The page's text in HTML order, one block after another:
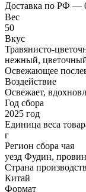
Доставка по РФ —
Вес
50
Вкус
Травянисто-
нежный,
Освежающее
Воздействие
Освежает,
Год сбора
2025 год
Единица веса
г
Регион сбора чая
уезд Фудин,
Страна
Китай
Формат